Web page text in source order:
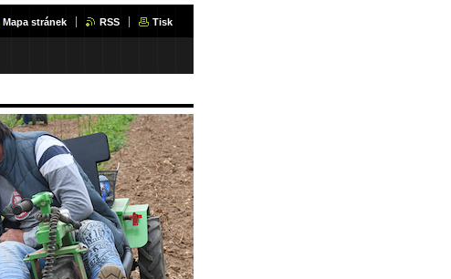
Mapa stránek RSS Tisk